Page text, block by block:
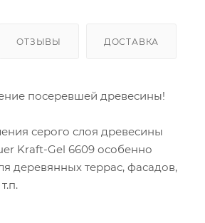
ОТЗЫВЫ ДОСТАВКА
посеревшей древесины!
серого слоя древесины
Kraft-Gel 6609 особенно
деревянных террас, фасадов,